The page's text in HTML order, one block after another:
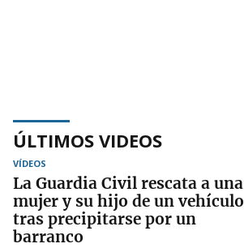
ÚLTIMOS VIDEOS
VÍDEOS
La Guardia Civil rescata a una
mujer y su hijo de un vehículo
tras precipitarse por un
barranco